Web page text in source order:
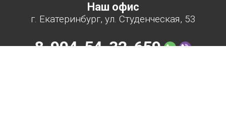
Наш офис
г. Екатеринбург, ул. Студенческая, 53
8-904-54-32-659